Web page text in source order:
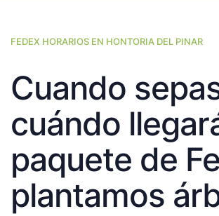
FEDEX HORARIOS EN HONTORIA DEL PINAR
Cuando
cuándo
paquete de
plantamos